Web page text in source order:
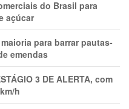
do Brasil para
açúcar
para barrar pautas-
emendas
3 DE ALERTA, com
h